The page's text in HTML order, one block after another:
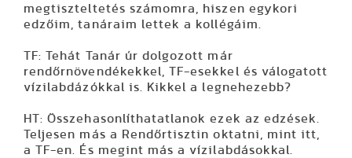
megtiszteltetés számomra, hiszen egykori
edzőim, tanáraim lettek a kollégáim.
TF: Tehát Tanár úr dolgozott már
rendőrnövendékekkel, TF-esekkel és válogatott
vízilabdázókkal is. Kikkel a legnehezebb?
HT: Összehasonlíthatatlanok ezek az edzések.
Teljesen más a Rendőrtisztin oktatni, mint itt,
a TF-en. És megint más a vízilabdásokkal.